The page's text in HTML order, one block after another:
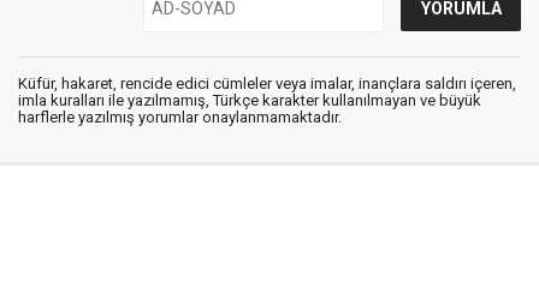
Küfür, hakaret, rencide edici cümleler veya imalar, inançlara saldırı içeren,
imla kuralları ile yazılmamış, Türkçe karakter kullanılmayan ve büyük
harflerle yazılmış yorumlar onaylanmamaktadır.